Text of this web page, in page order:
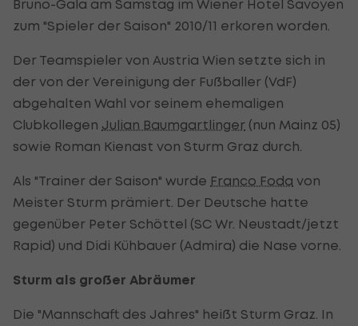
Bruno-Gala am Samstag im Wiener Hotel Savoyen
zum "Spieler der Saison" 2010/11 erkoren worden.
Der Teamspieler von Austria Wien setzte sich in
der von der Vereinigung der Fußballer (VdF)
abgehalten Wahl vor seinem ehemaligen
Clubkollegen Julian Baumgartlinger (nun Mainz 05)
sowie Roman Kienast von Sturm Graz durch.
Als "Trainer der Saison" wurde Franco Foda von
Meister Sturm prämiert. Der Deutsche hatte
gegenüber Peter Schöttel (SC Wr. Neustadt/jetzt
Rapid) und Didi Kühbauer (Admira) die Nase vorne.
Sturm als großer Abräumer
Die "Mannschaft des Jahres" heißt Sturm Graz. In